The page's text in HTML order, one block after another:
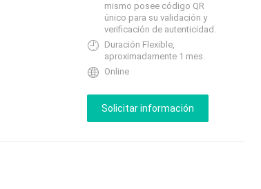
mismo posee código QR
único para su validación y
verificación de autenticidad.
Duración Flexible,
aproximadamente 1 mes.
Online